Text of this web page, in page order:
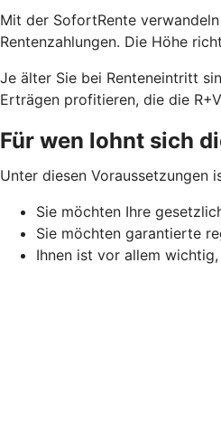
Mit der SofortRente
Rentenzahlungen. Die Höhe
Je älter Sie bei Renteneintritt
Erträgen profitieren, die die
Für wen lohnt sich
Unter diesen Voraussetzungen
Sie möchten Ihre
Sie möchten garantierte
Ihnen ist vor allem